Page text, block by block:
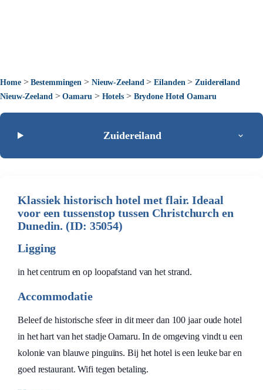
Home>Bestemmingen > Nieuw-Zeeland >Eilanden > Zuidereiland
Nieuw-Zeeland >Oamaru > Hotels> Brydone Hotel Oamaru
Zuidereiland
Klassiek historisch hotel met flair. Ideaal
voor een tussenstop tussen Christchurch en
Dunedin. (ID: 35054)
Ligging
in het centrum en op loopafstand van het strand.
Accommodatie
Beleef de historische sfeer in dit meer dan 100 jaar oude hotel
in het hart van het stadje Oamaru. In de omgeving vindt u een
kolonie van blauwe pinguïns. Bij het hotel is een leuke bar en
goed restaurant. Wifi tegen betaling.